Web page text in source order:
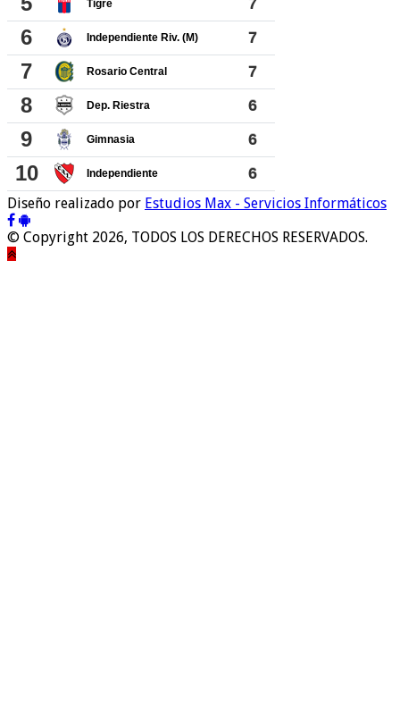
Diseño realizado por Estudios Max - Servicios Informáticos
© Copyright 2026, TODOS LOS DERECHOS RESERVADOS.